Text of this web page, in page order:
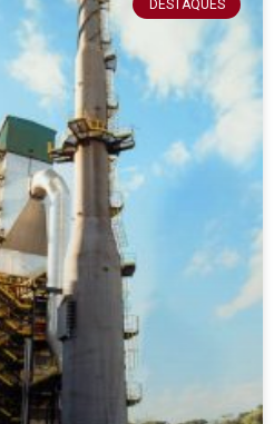
DESTAQUES